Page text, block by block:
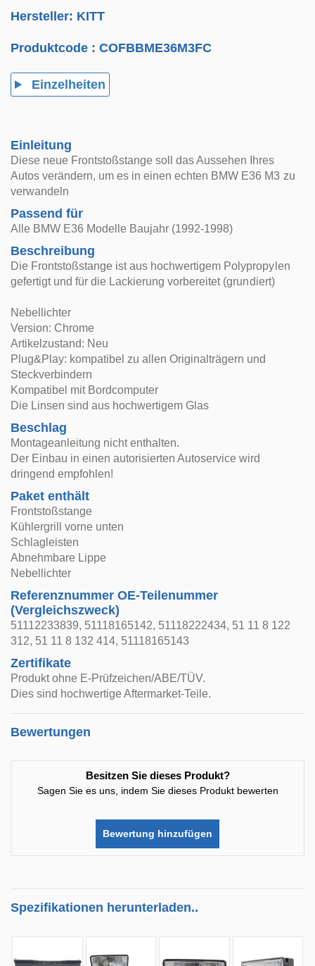
Hersteller: KITT
Produktcode :COFBBME36M3FC
Einzelheiten
Einleitung
Diese neue Frontstoßstange soll das Aussehen Ihres
Autos verändern, um es in einen echten BMW E36 M3 zu
verwandeln
Passend für
Alle BMW E36 Modelle Baujahr (1992-1998)
Beschreibung
Die Frontstoßstange ist aus hochwertigem Polypropylen
gefertigt und für die Lackierung vorbereitet (grundiert)
Nebellichter
Version: Chrome
Artikelzustand: Neu
Plug&Play: kompatibel zu allen Originalträgern und
Steckverbindern
Kompatibel mit Bordcomputer
Die Linsen sind aus hochwertigem Glas
Beschlag
Montageanleitung nicht enthalten.
Der Einbau in einen autorisierten Autoservice wird
dringend empfohlen!
Paket enthält
Frontstoßstange
Kühlergrill vorne unten
Schlagleisten
Abnehmbare Lippe
Nebellichter
Referenznummer OE-Teilenummer
(Vergleichszweck)
51112233839, 51118165142, 51118222434, 51 11 8 122
312, 51 11 8 132 414, 51118165143
Zertifikate
Produkt ohne E-Prüfzeichen/ABE/TÜV.
Dies sind hochwertige Aftermarket-Teile.
Bewertungen
Besitzen Sie dieses Produkt?
Sagen Sie es uns, indem Sie dieses Produkt bewerten
Bewertung hinzufügen
Spezifikationen herunterladen..